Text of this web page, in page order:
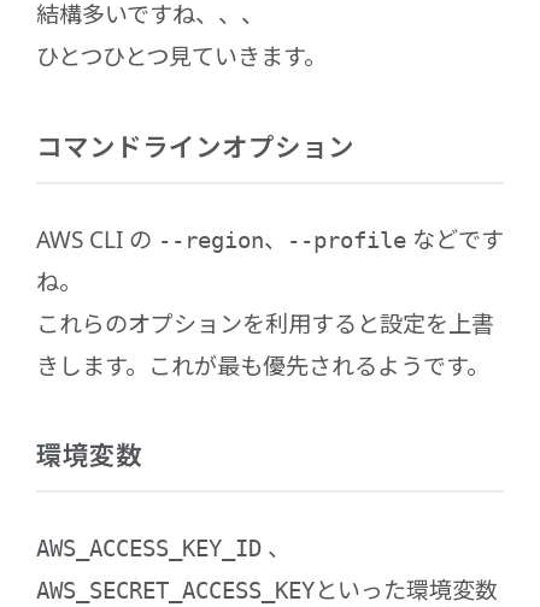
結構多いですね、、、
ひとつひとつ見ていきます。
コマンドラインオプション
AWS CLI の --region、 --profileなどです
ね。
これらのオプションを利用すると設定を上書
きします。これが最も優先されるようです。
環境変数
AWS_ACCESS_KEY_ID、
AWS_SECRET_ACCESS_KEYといった環境変数